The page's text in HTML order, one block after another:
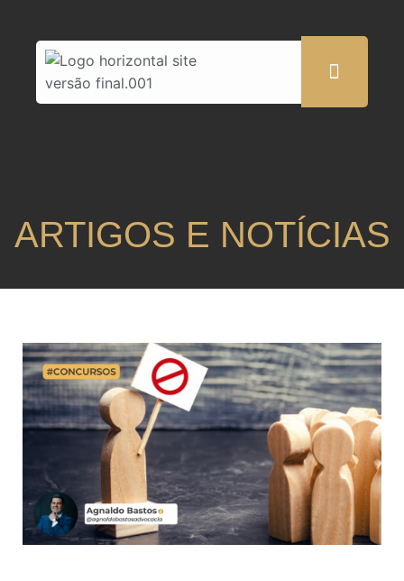
ARTIGOS E NOTÍCIAS